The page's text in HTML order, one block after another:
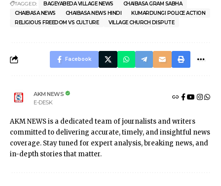
TAGGED: BAGEYABEDA VILLAGE NEWS
CHAIBASA GRAM SABHA
CHAIBASA NEWS
CHAIBASA NEWS HINDI
KUMARDUNGI POLICE ACTION
RELIGIOUS FREEDOM VS CULTURE
VILLAGE CHURCH DISPUTE
Facebook
AKM NEWS
E-DESK
AKM NEWS is a dedicated team of journalists and writers
committed to delivering accurate, timely, and insightful news
coverage. Stay tuned for expert analysis, breaking news, and
in-depth stories that matter.